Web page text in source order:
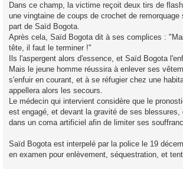
Dans ce champ, la victime reçoit deux tirs de
une vingtaine de coups de crochet de remorquage
part de Saïd Bogota.
Après cela, Saïd Bogota dit à ses complices :
tête, il faut le terminer !"
Ils l'aspergent alors d'essence, et Saïd Bogota
Mais le jeune homme réussira à enlever ses
s'enfuir en courant, et à se réfugier chez une
appellera alors les secours.
Le médecin qui intervient considère que le
est engagé, et devant la gravité de ses blessures,
dans un coma artificiel afin de limiter ses
Saïd Bogota est interpelé par la police le 19
en examen pour enlèvement, séquestration, et